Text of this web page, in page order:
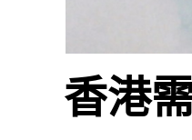
香港